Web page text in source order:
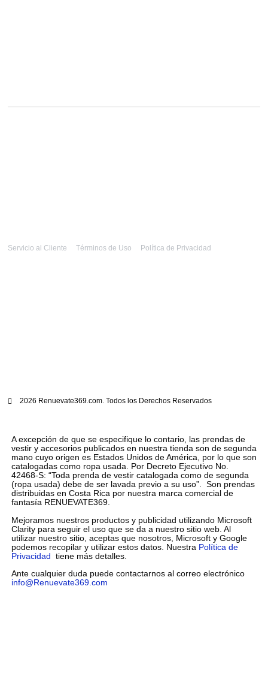
2026 Renuevate369.com. Todos los Derechos Reservados
Servicio al Cliente Términos de Uso Política de Privacidad
A excepción de que se especifique lo contario, las prendas de
vestir y accesorios publicados en nuestra tienda son de segunda
mano cuyo origen es Estados Unidos de América, por lo que son
catalogadas como ropa usada. Por Decreto Ejecutivo No.
42468-S: “Toda prenda de vestir catalogada como de segunda
(ropa usada) debe de ser lavada previo a su uso”. Son prendas
distribuidas en Costa Rica por nuestra marca comercial de
fantasía RENUEVATE369.
Mejoramos nuestros productos y publicidad utilizando Microsoft
Clarity para seguir el uso que se da a nuestro sitio web. Al
utilizar nuestro sitio, aceptas que nosotros, Microsoft y Google
podemos recopilar y utilizar estos datos. Nuestra Política de
Privacidad tiene más detalles.
Ante cualquier duda puede contactarnos al correo electrónico
info@Renuevate369.com